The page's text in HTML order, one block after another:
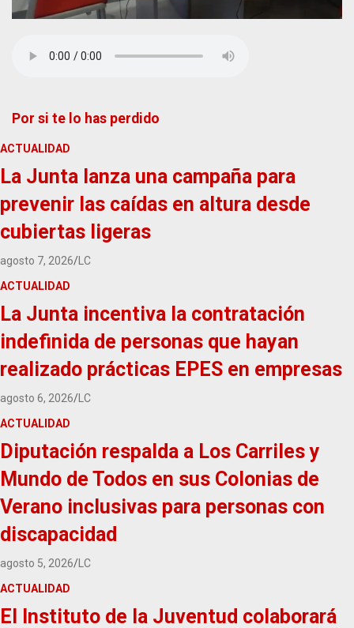
Por si te lo has perdido
ACTUALIDAD
La Junta lanza una campaña para
prevenir las caídas en altura desde
cubiertas ligeras
agosto 7, 2026
LC
ACTUALIDAD
La Junta incentiva la contratación
indefinida de personas que hayan
realizado prácticas EPES en empresas
agosto 6, 2026
LC
ACTUALIDAD
Diputación respalda a Los Carriles y
Mundo de Todos en sus Colonias de
Verano inclusivas para personas con
discapacidad
agosto 5, 2026
LC
ACTUALIDAD
El Instituto de la Juventud colaborará